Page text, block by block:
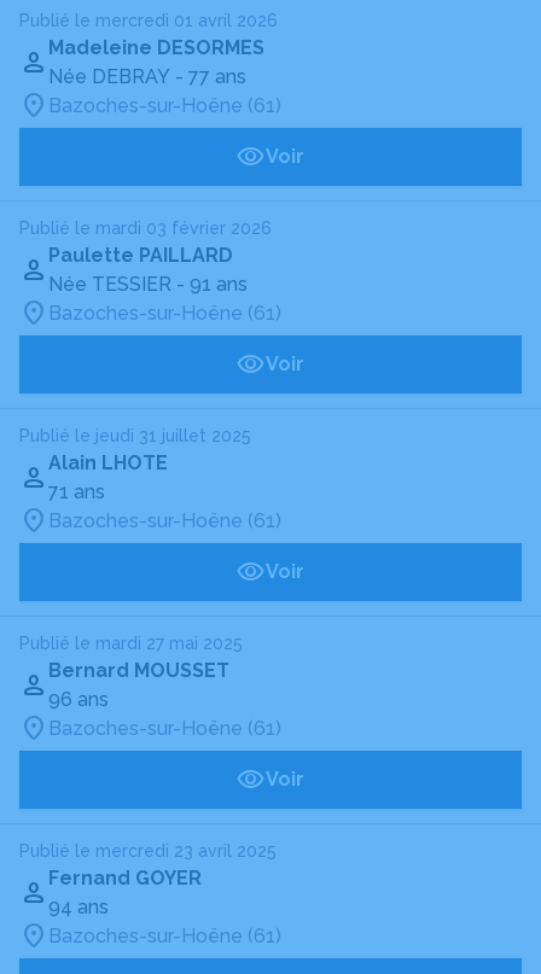
Publié le mercredi 01 avril 2026
Madeleine DESORMES
Née DEBRAY - 77 ans
Bazoches-sur-Hoëne (61)
Voir
Publié le mardi 03 février 2026
Paulette PAILLARD
Née TESSIER - 91 ans
Bazoches-sur-Hoëne (61)
Voir
Publié le jeudi 31 juillet 2025
Alain LHOTE
71 ans
Bazoches-sur-Hoëne (61)
Voir
Publié le mardi 27 mai 2025
Bernard MOUSSET
96 ans
Bazoches-sur-Hoëne (61)
Voir
Publié le mercredi 23 avril 2025
Fernand GOYER
94 ans
Bazoches-sur-Hoëne (61)